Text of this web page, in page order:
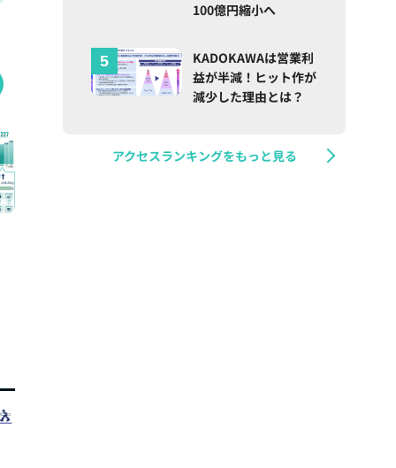
100億円縮小へ
KADOKAWAは営業利
益が半減！ヒット作が
減少した理由とは？
アクセスランキングをもっと見る